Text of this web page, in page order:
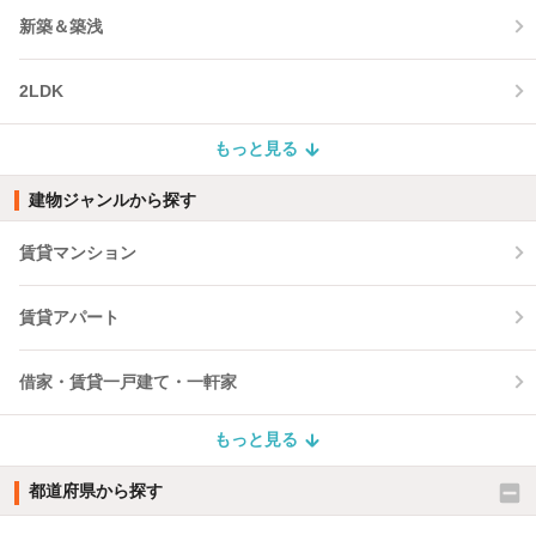
新築＆築浅
2LDK
もっと見る
建物ジャンルから探す
賃貸マンション
賃貸アパート
借家・賃貸一戸建て・一軒家
もっと見る
都道府県から探す